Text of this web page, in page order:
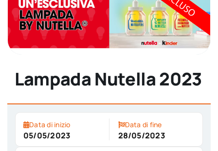
Lampada Nutella 2023
Data di inizio
05/05/2023
Data di fine
28/05/2023